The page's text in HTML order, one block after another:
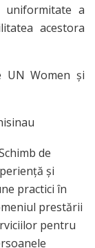
a
acestora
UN Women și